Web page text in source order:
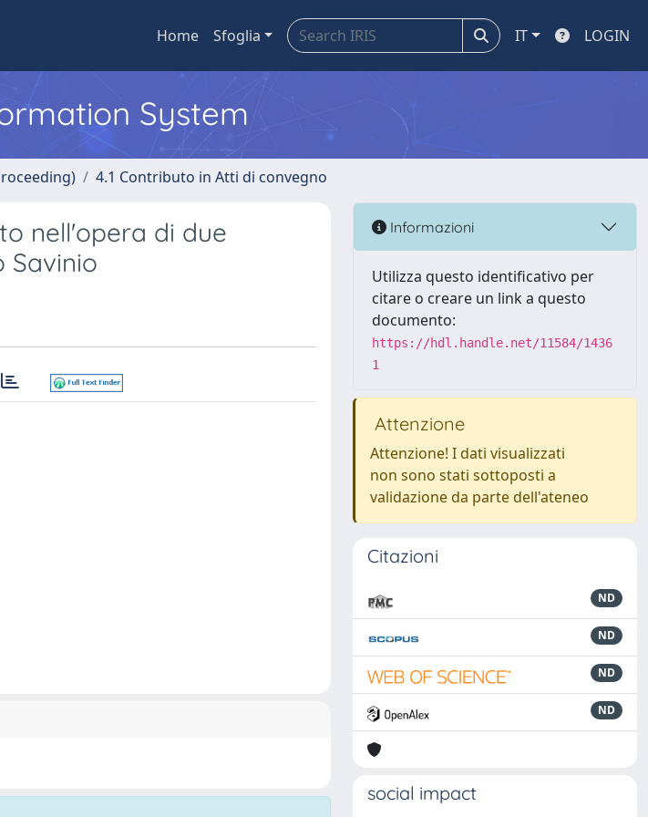
Home Sfoglia IT LOGIN
System
4.1 Contributo in Atti di convegno
nell'opera di due
Savinio
Informazioni
Utilizza questo identificativo per
citare o creare un link a questo
documento:
https://hdl.handle.net/11584/1436
1
Attenzione
Attenzione! I dati visualizzati
non sono stati sottoposti a
validazione da parte dell'ateneo
Citazioni
ND
ND
ND
ND
social impact